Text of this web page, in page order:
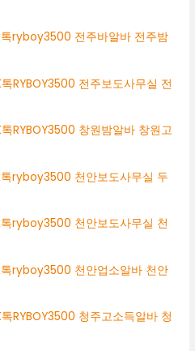
ryboy3500 전주바알바 전주밤
RYBOY3500 전주보도사무실 전
RYBOY3500 창원밤알바 창원고
ryboy3500 천안보도사무실 두
ryboy3500 천안보도사무실 천
ryboy3500 천안업소알바 천안
RYBOY3500 청주고소득알바 청